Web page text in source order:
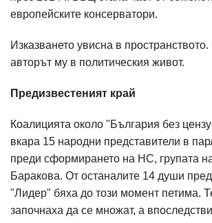
европейските консерватори.
Изказването увисна в
авторът му в политическия живот.
Предизвестеният край
Коалицията около "България без
вкара 15 народни представители в
преди сформирането на НС, групата
Баракова. От останалите 14 души
"Лидер" бяха до този момент петима.
започнаха да се множат, а